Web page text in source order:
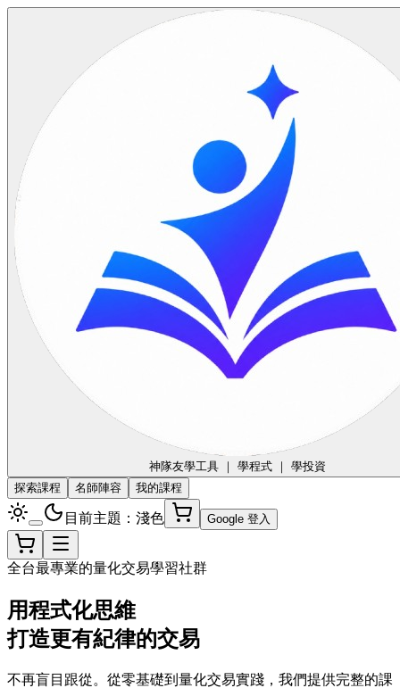
神隊友學工具 ｜ 學程式 ｜ 學投資
探索課程
名師陣容 我的課程
目前主題：淺色 Google 登入
全台最專業的量化交易學習社群
用程式化思維
打造更有紀律的交易
不再盲目跟從。從零基礎到量化交易實踐，我們提供完整的課